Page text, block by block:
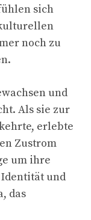
sich
noch zu
und
Als sie zur
erlebte
Zustrom
um ihre
und
das